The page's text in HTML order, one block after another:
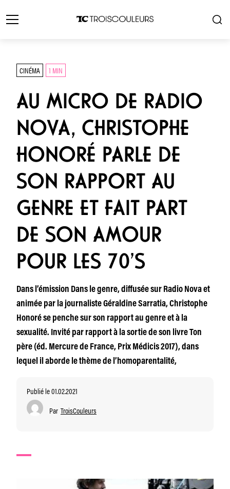
CINÉMA 1 MIN
AU MICRO DE RADIO
NOVA, CHRISTOPHE
HONORÉ PARLE DE
SON RAPPORT AU
GENRE ET FAIT PART
DE SON AMOUR
POUR LES 70’S
Dans l’émission Dans le genre, diffusée sur Radio Nova et
animée par la journaliste Géraldine Sarratia, Christophe
Honoré se penche sur son rapport au genre et à la
sexualité. Invité par rapport à la sortie de son livre Ton
père (éd. Mercure de France, Prix Médicis 2017), dans
lequel il aborde le thème de l’homoparentalité,
Publié le 01.02.2021
Par TroisCouleurs